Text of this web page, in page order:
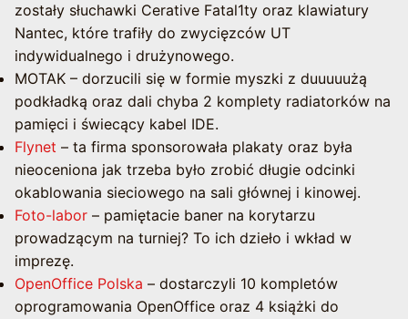
zostały słuchawki Cerative Fatal1ty oraz klawiatury
Nantec, które trafiły do zwycięzców UT
indywidualnego i drużynowego.
MOTAK – dorzucili się w formie myszki z duuuuużą
podkładką oraz dali chyba 2 komplety radiatorków na
pamięci i świecący kabel IDE.
Flynet – ta firma sponsorowała plakaty oraz była
nieoceniona jak trzeba było zrobić długie odcinki
okablowania sieciowego na sali głównej i kinowej.
Foto-labor – pamiętacie baner na korytarzu
prowadzącym na turniej? To ich dzieło i wkład w
imprezę.
OpenOffice Polska – dostarczyli 10 kompletów
oprogramowania OpenOffice oraz 4 książki do